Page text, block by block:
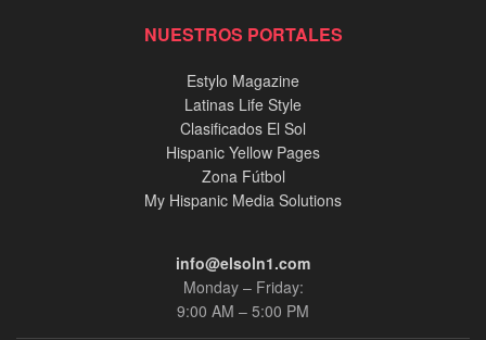
NUESTROS PORTALES
Estylo Magazine
Latinas Life Style
Clasificados El Sol
Hispanic Yellow Pages
Zona Fútbol
My Hispanic Media Solutions
info@elsoln1.com
Monday – Friday:
9:00 AM – 5:00 PM